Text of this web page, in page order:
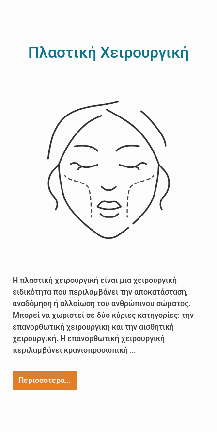
Πλαστική Χειρουργική
Η πλαστική χειρουργική είναι μια χειρουργική
ειδικότητα που περιλαμβάνει την αποκατάσταση,
αναδόμηση ή αλλοίωση του ανθρώπινου σώματος.
Μπορεί να χωριστεί σε δύο κύριες κατηγορίες: την
επανορθωτική χειρουργική και την αισθητική
χειρουργική. Η επανορθωτική χειρουργική
περιλαμβάνει κρανιοπροσωπική ...
Περισσότερα...